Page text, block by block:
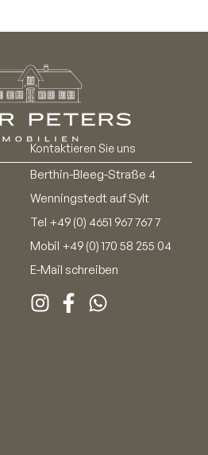
Kontaktieren Sie uns
Berthin-Bleeg-Straße 4
Wenningstedt auf Sylt
Tel +49 (0) 4651 967 767 7
Mobil +49 (0) 170 58 255 04
E-Mail schreiben